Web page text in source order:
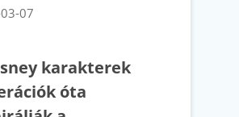
07
karakterek
óta